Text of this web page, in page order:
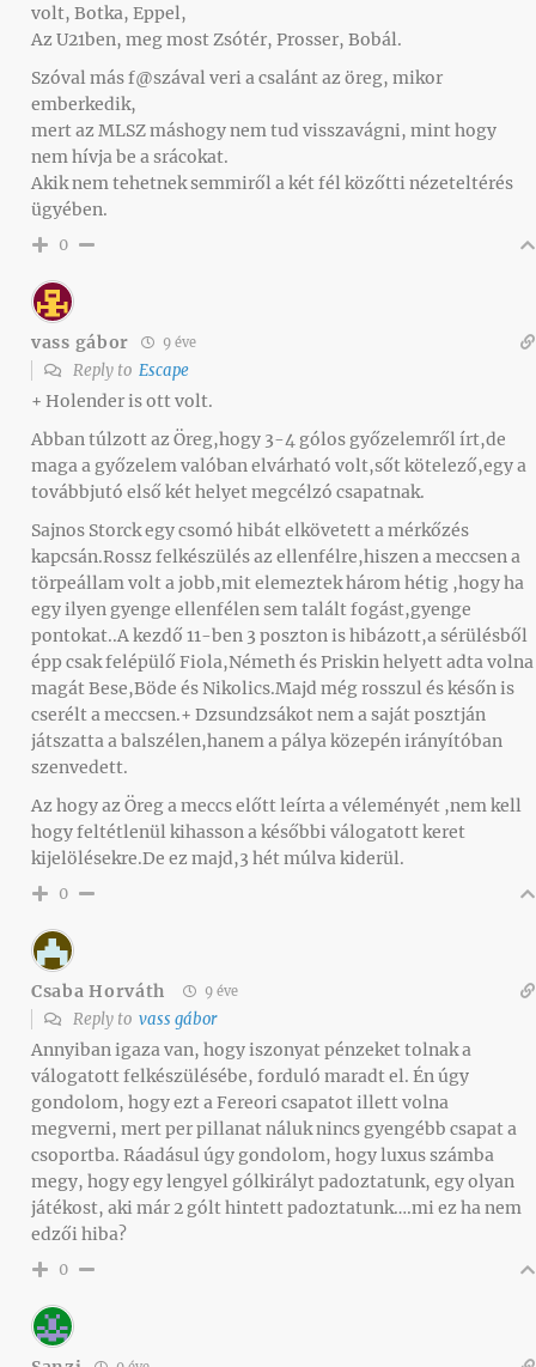
volt, Botka, Eppel,
Az U21ben, meg most Zsótér, Prosser, Bobál.
Szóval más f@szával veri a csalánt az öreg, mikor
emberkedik,
mert az MLSZ máshogy nem tud visszavágni, mint hogy
nem hívja be a srácokat.
Akik nem tehetnek semmiről a két fél közőtti nézeteltérés
ügyében.
0
vass gábor 9 éve
Reply to Escape
+ Holender is ott volt.
Abban túlzott az Öreg,hogy 3-4 gólos győzelemről írt,de
maga a győzelem valóban elvárható volt,sőt kötelező,egy a
továbbjutó első két helyet megcélzó csapatnak.
Sajnos Storck egy csomó hibát elkövetett a mérkőzés
kapcsán.Rossz felkészülés az ellenfélre,hiszen a meccsen a
törpeállam volt a jobb,mit elemeztek három hétig ,hogy ha
egy ilyen gyenge ellenfélen sem talált fogást,gyenge
pontokat..A kezdő 11-ben 3 poszton is hibázott,a sérülésből
épp csak felépülő Fiola,Németh és Priskin helyett adta volna
magát Bese,Böde és Nikolics.Majd még rosszul és későn is
cserélt a meccsen.+ Dzsundzsákot nem a saját posztján
játszatta a balszélen,hanem a pálya közepén irányítóban
szenvedett.
Az hogy az Öreg a meccs előtt leírta a véleményét ,nem kell
hogy feltétlenül kihasson a későbbi válogatott keret
kijelölésekre.De ez majd,3 hét múlva kiderül.
0
Csaba Horváth 9 éve
Reply to vass gábor
Annyiban igaza van, hogy iszonyat pénzeket tolnak a
válogatott felkészülésébe, forduló maradt el. Én úgy
gondolom, hogy ezt a Fereori csapatot illett volna
megverni, mert per pillanat náluk nincs gyengébb csapat a
csoportba. Ráadásul úgy gondolom, hogy luxus számba
megy, hogy egy lengyel gólkirályt padoztatunk, egy olyan
játékost, aki már 2 gólt hintett padoztatunk….mi ez ha nem
edzői hiba?
0